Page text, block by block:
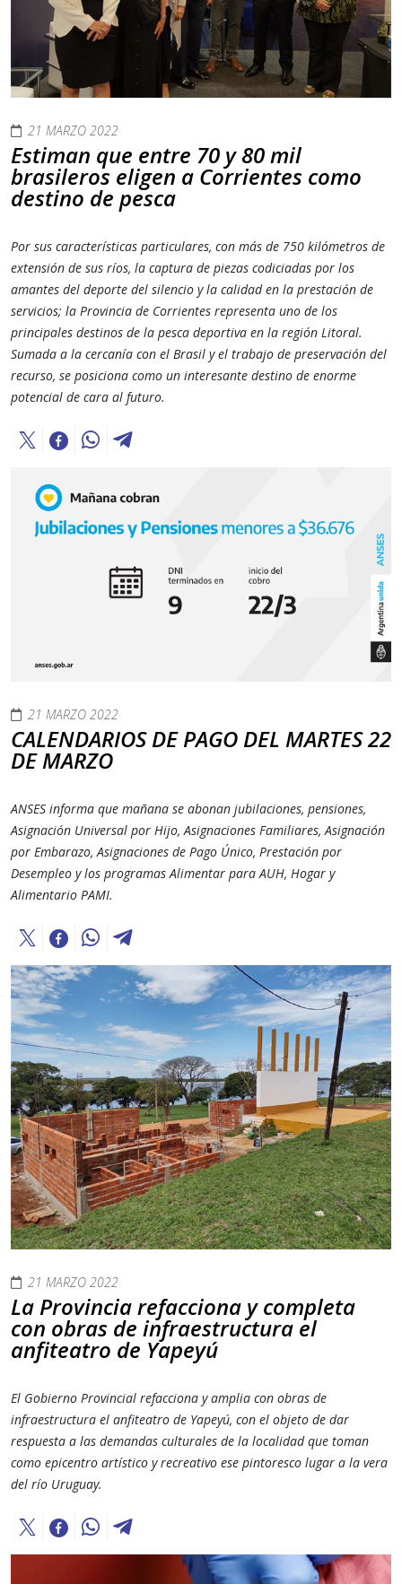
21 MARZO 2022
Estiman que entre 70 y 80 mil
brasileros eligen a Corrientes como
destino de pesca
Por sus características particulares, con más de 750 kilómetros de
extensión de sus ríos, la captura de piezas codiciadas por los
amantes del deporte del silencio y la calidad en la prestación de
servicios; la Provincia de Corrientes representa uno de los
principales destinos de la pesca deportiva en la región Litoral.
Sumada a la cercanía con el Brasil y el trabajo de preservación del
recurso, se posiciona como un interesante destino de enorme
potencial de cara al futuro.
21 MARZO 2022
CALENDARIOS DE PAGO DEL MARTES 22
DE MARZO
ANSES informa que mañana se abonan jubilaciones, pensiones,
Asignación Universal por Hijo, Asignaciones Familiares, Asignación
por Embarazo, Asignaciones de Pago Único, Prestación por
Desempleo y los programas Alimentar para AUH, Hogar y
Alimentario PAMI.
21 MARZO 2022
La Provincia refacciona y completa
con obras de infraestructura el
anfiteatro de Yapeyú
El Gobierno Provincial refacciona y amplia con obras de
infraestructura el anfiteatro de Yapeyú, con el objeto de dar
respuesta a las demandas culturales de la localidad que toman
como epicentro artístico y recreativo ese pintoresco lugar a la vera
del río Uruguay.